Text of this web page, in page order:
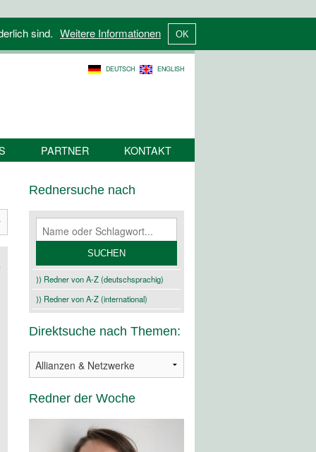
sind. Weitere Informationen
DEUTSCH ENGLISH
PARTNER KONTAKT
Rednersuche nach
⟩⟩ Redner von A-Z (deutschsprachig)
⟩⟩ Redner von A-Z (international)
Direktsuche nach Themen:
Redner der Woche